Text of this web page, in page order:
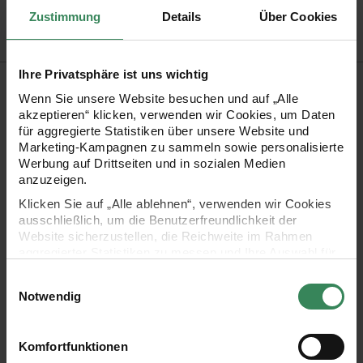
Zustimmung Details Über Cookies
Ihre Privatsphäre ist uns wichtig
Wenn Sie unsere Website besuchen und auf „Alle
akzeptieren“ klicken, verwenden wir Cookies, um Daten
für aggregierte Statistiken über unsere Website und
Marketing-Kampagnen zu sammeln sowie personalisierte
Werbung auf Drittseiten und in sozialen Medien
anzuzeigen.
Klicken Sie auf „Alle ablehnen“, verwenden wir Cookies
ausschließlich, um die Benutzerfreundlichkeit der
Website sicherzustellen, die Reichweite im Rahmen
Ihre Einwilligung ist freiwillig und kann jederzeit über den
Link „Cookie-Einstellungen“ im Fußbereich der Seite
verwendeten Technologien und den Empfängern der
Daten finden Sie in unserer Datenschutzerklärung.
Notwendig
Komfortfunktionen
Produktbeschreibung
Seide, Polyamid und Baumwolle vereinen sich in Fashion Silk
Blend dk von Rico Design zu einem hochwertigen Garn. Die
aufregende Seidenmischung besticht durch die besondere
Optik verleiht. Die Qualität beeindruckt mit ihrem edlen,
matten Glanz.
Zusammensetzung: 45% Baumwolle, 45% Seide und 10%
Lauflänge: 210m /50g